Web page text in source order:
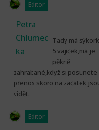
Editor
Petra
Chlumec
ka
Tady má
5 vajíček,má je
pěkně
zahrabané,když si posunete
přenos skoro na začátek
vidět.
Editor